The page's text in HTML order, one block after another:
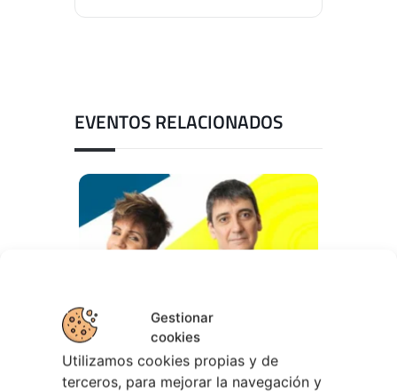
Gestionar
cookies
Utilizamos cookies propias y de
terceros, para mejorar la navegación y
EVENTOS RELACIONADOS